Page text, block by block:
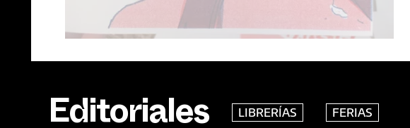
Editoriales LIBRERÍAS FERIAS